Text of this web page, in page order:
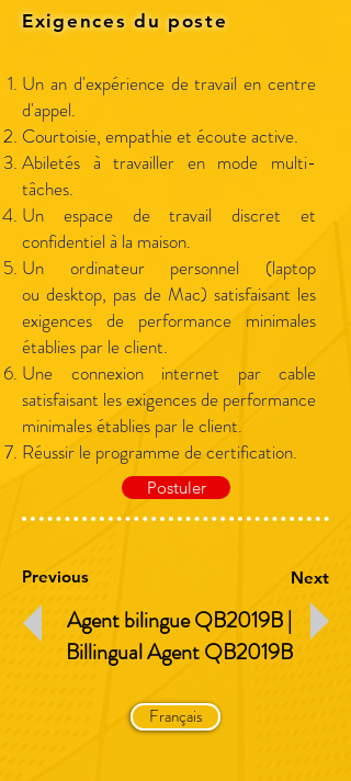
Un an d'expérience de travail en centre
d'appel.
Courtoisie, empathie et écoute active.
Abiletés à travailler en mode multi-
tâches.
Un espace de travail discret et
confidentiel à la maison.
Un ordinateur personnel (laptop
ou desktop, pas de Mac) satisfaisant les
exigences de performance minimales
établies par le client.
Une connexion internet par cable
satisfaisant les exigences de performance
minimales établies par le client.
Réussir le programme de certification.
Postuler
Français
Exigences du poste
Agent bilingue QB2019B |
Billingual Agent QB2019B
Previous Next